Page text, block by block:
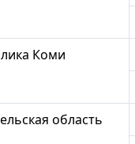
Коми
область